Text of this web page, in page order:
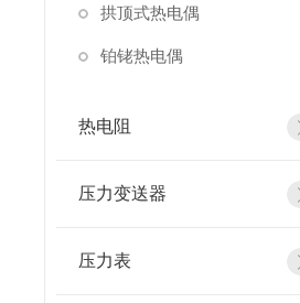
拱顶式热电偶
铂铑热电偶
热电阻
压力变送器
压力表